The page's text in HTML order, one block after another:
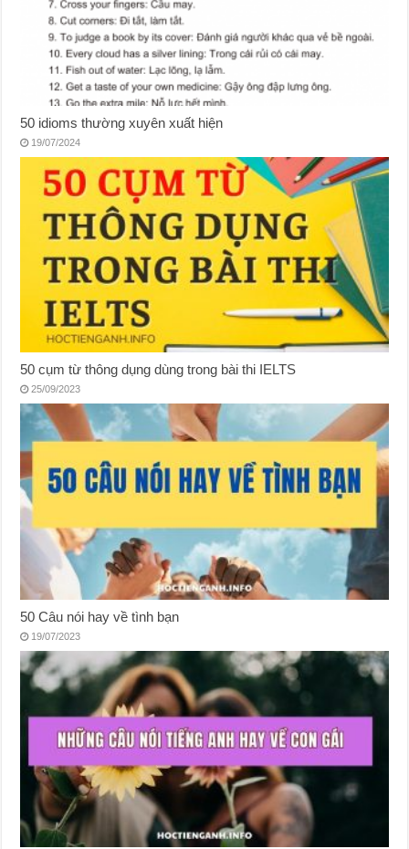
50 idioms thường xuyên xuất hiện
19/07/2024
50 cụm từ thông dụng dùng trong bài thi IELTS
25/09/2023
50 Câu nói hay về tình bạn
19/07/2023